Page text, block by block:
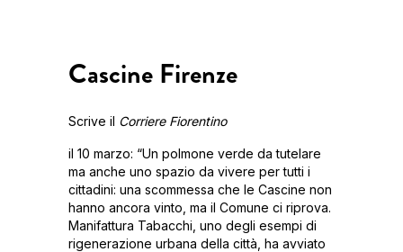
Cascine Firenze
Scrive il Corriere Fiorentino
il 10 marzo: “Un polmone verde da tutelare
ma anche uno spazio da vivere per tutti i
cittadini: una scommessa che le Cascine non
hanno ancora vinto, ma il Comune ci riprova.
Manifattura Tabacchi, uno degli esempi di
rigenerazione urbana della città, ha avviato